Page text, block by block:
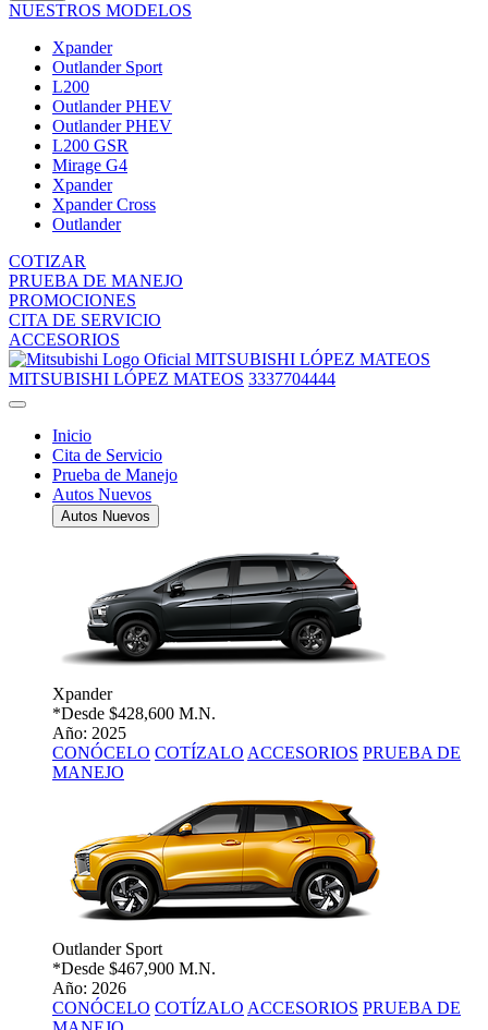
NUESTROS MODELOS
Xpander
Outlander Sport
L200
Outlander PHEV
Outlander PHEV
L200 GSR
Mirage G4
Xpander
Xpander Cross
Outlander
COTIZAR
PRUEBA DE MANEJO
PROMOCIONES
CITA DE SERVICIO
ACCESORIOS
MITSUBISHI LÓPEZ MATEOS
MITSUBISHI LÓPEZ MATEOS 3337704444
Inicio
Cita de Servicio
Prueba de Manejo
Autos Nuevos
Autos Nuevos
Xpander
*Desde $428,600 M.N.
Año: 2025
CONÓCELO COTÍZALO ACCESORIOS PRUEBA DE
MANEJO
Outlander Sport
*Desde $467,900 M.N.
Año: 2026
CONÓCELO COTÍZALO ACCESORIOS PRUEBA DE